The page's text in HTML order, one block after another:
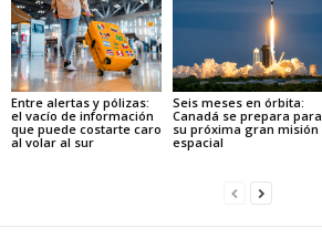
Entre alertas y pólizas:
el vacío de información
que puede costarte caro
al volar al sur
Seis meses en órbita:
Canadá se prepara para
su próxima gran misión
espacial